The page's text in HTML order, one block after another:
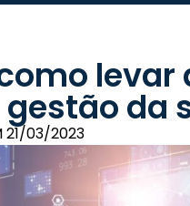
da
21/03/2023